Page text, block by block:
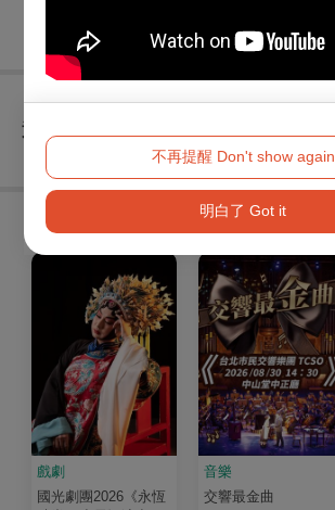
不再提醒 Don't show again
明白了 Got it
退換須知
購買此節目的人，也買了...
戲劇
國光劇團2026《永恆
音樂
交響最金曲